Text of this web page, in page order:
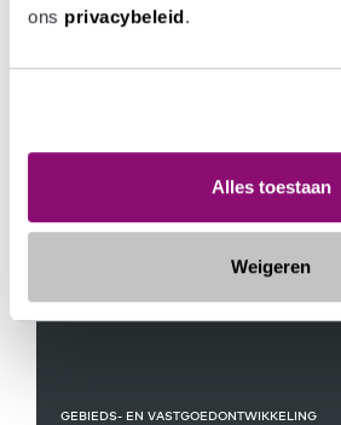
ons privacybeleid.
Alles toestaan
Weigeren
GEBIEDS- EN VASTGOEDONTWIKKELING